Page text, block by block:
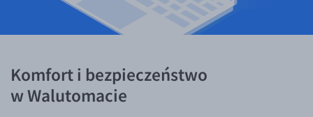
Komfort i bezpieczeństwo
w Walutomacie